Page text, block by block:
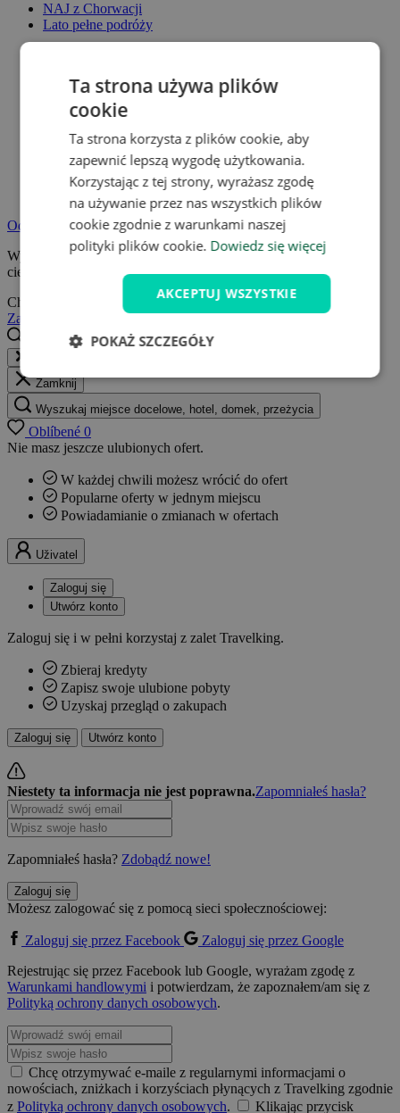
NAJ z Chorwacji
Lato pełne podróży
Odpocznij na pobycie wellness
Wybierz pobyt wellness z jacuzzi, sauną lub basenem termalnym i
ciesz się zasłużonym wypoczynkiem.
Chcę się zrelaksować
Zaloguj się
Zamknij
Wyszukaj miejsce docelowe, hotel, domek, przeżycia
Oblíbené 0
Nie masz jeszcze ulubionych ofert.
W każdej chwili możesz wrócić do ofert
Popularne oferty w jednym miejscu
Powiadamianie o zmianach w ofertach
Uživatel
Zaloguj się
Utwórz konto
Zaloguj się i w pełni korzystaj z zalet Travelking.
Zbieraj kredyty
Zapisz swoje ulubione pobyty
Uzyskaj przegląd o zakupach
Zaloguj się Utwórz konto
Niestety ta informacja nie jest poprawna.Zapomniałeś hasła?
Zapomniałeś hasła? Zdobądź nowe!
Zaloguj się
Możesz zalogować się z pomocą sieci społecznościowej:
Zaloguj się przez Facebook
Zaloguj się przez Google
Rejestrując się przez Facebook lub Google, wyrażam zgodę z
Warunkami handlowymi i potwierdzam, że zapoznałem/am się z
Polityką ochrony danych osobowych.
Chcę otrzymywać e-maile z regularnymi informacjami o
nowościach, zniżkach i korzyściach płynących z Travelking zgodnie
z Polityką ochrony danych osobowych. Klikając przycisk
Ta strona używa plików
cookie
Ta strona korzysta z plików cookie, aby
zapewnić lepszą wygodę użytkowania.
Korzystając z tej strony, wyrażasz zgodę
na używanie przez nas wszystkich plików
cookie zgodnie z warunkami naszej
polityki plików cookie. Dowiedz się więcej
AKCEPTUJ WSZYSTKIE
POKAŻ SZCZEGÓŁY